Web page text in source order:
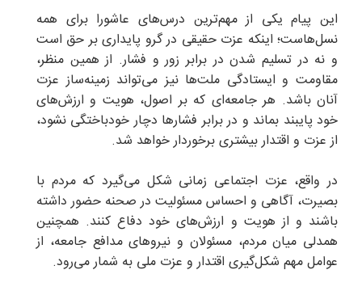
این پیام یکی از مهم‌ترین درس‌های عاشورا برای همه
نسل‌هاست؛ اینکه عزت حقیقی در گرو پایداری بر حق است
و نه در تسلیم شدن در برابر زور و فشار. از همین منظر،
مقاومت و ایستادگی ملت‌ها نیز می‌تواند زمینه‌ساز عزت
آنان باشد. هر جامعه‌ای که بر اصول، هویت و ارزش‌های
خود پایبند بماند و در برابر فشارها دچار خودباختگی نشود،
از عزت و اقتدار بیشتری برخوردار خواهد شد.
در واقع، عزت اجتماعی زمانی شکل می‌گیرد که مردم با
بصیرت، آگاهی و احساس مسئولیت در صحنه حضور داشته
باشند و از هویت و ارزش‌های خود دفاع کنند. همچنین
همدلی میان مردم، مسئولان و نیروهای مدافع جامعه، از
عوامل مهم شکل‌گیری اقتدار و عزت ملی به شمار می‌رود.